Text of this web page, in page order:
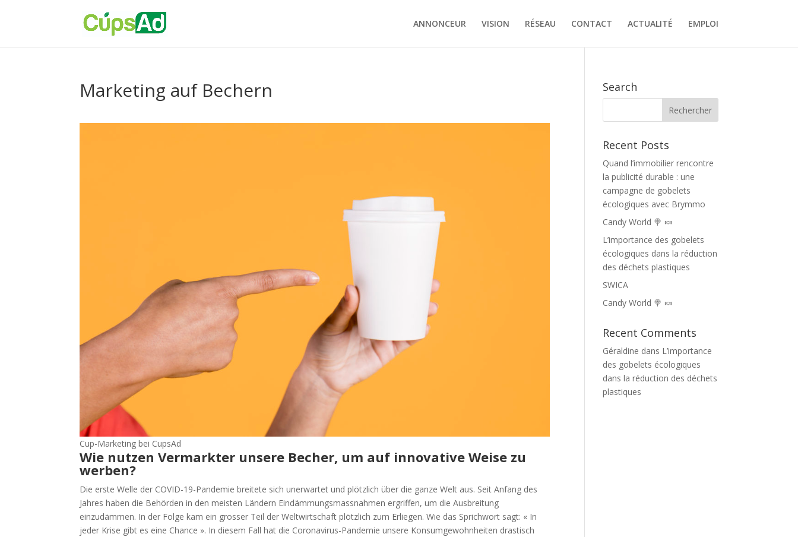
ANNONCEUR VISION RÉSEAU CONTACT ACTUALITÉ EMPLOI
Marketing auf Bechern
Cup-Marketing bei CupsAd
Wie nutzen Vermarkter unsere Becher, um auf innovative Weise zu
werben?
Die erste Welle der COVID-19-Pandemie breitete sich unerwartet und plötzlich über die ganze Welt aus. Seit Anfang des
Jahres haben die Behörden in den meisten Ländern Eindämmungsmassnahmen ergriffen, um die Ausbreitung
einzudämmen. In der Folge kam ein grosser Teil der Weltwirtschaft plötzlich zum Erliegen. Wie das Sprichwort sagt: « In
jeder Krise gibt es eine Chance ». In diesem Fall hat die Coronavirus-Pandemie unsere Konsumgewohnheiten drastisch
Search
Recent Posts
Quand l’immobilier rencontre
la publicité durable : une
campagne de gobelets
écologiques avec Brymmo
Candy World 🍭 🍬
L’importance des gobelets
écologiques dans la réduction
des déchets plastiques
SWICA
Candy World 🍭 🍬
Recent Comments
Géraldine dans L’importance
des gobelets écologiques
dans la réduction des déchets
plastiques